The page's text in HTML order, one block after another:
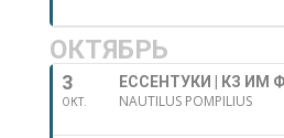
ОКТЯБРЬ
3
ОКТ.
ЕССЕНТУКИ | КЗ ИМ
NAUTILUS POMPILIUS